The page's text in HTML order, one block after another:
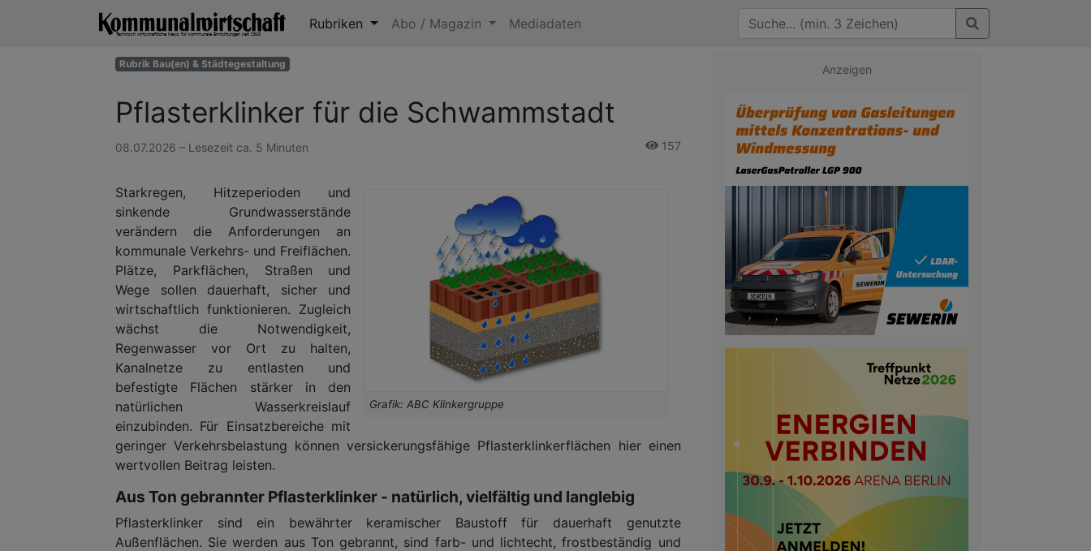
Rubriken Abo / Magazin Mediadaten
Rubrik Bau(en) & Städtegestaltung
Pflasterklinker für die Schwammstadt
08.07.2026 – Lesezeit ca. 5 Minuten 157
Grafik: ABC Klinkergruppe
Starkregen, Hitzeperioden und
sinkende Grundwasserstände
verändern die Anforderungen an
kommunale Verkehrs- und Freiflächen.
Plätze, Parkflächen, Straßen und
Wege sollen dauerhaft, sicher und
wirtschaftlich funktionieren. Zugleich
wächst die Notwendigkeit,
Regenwasser vor Ort zu halten,
Kanalnetze zu entlasten und
befestigte Flächen stärker in den
natürlichen Wasserkreislauf
einzubinden. Für Einsatzbereiche mit
geringer Verkehrsbelastung können versickerungsfähige Pflasterklinkerflächen hier einen
wertvollen Beitrag leisten.
Aus Ton gebrannter Pflasterklinker - natürlich, vielfältig und langlebig
Pflasterklinker sind ein bewährter keramischer Baustoff für dauerhaft genutzte
Außenflächen. Sie werden aus Ton gebrannt, sind farb- und lichtecht, frostbeständig und
Anzeigen